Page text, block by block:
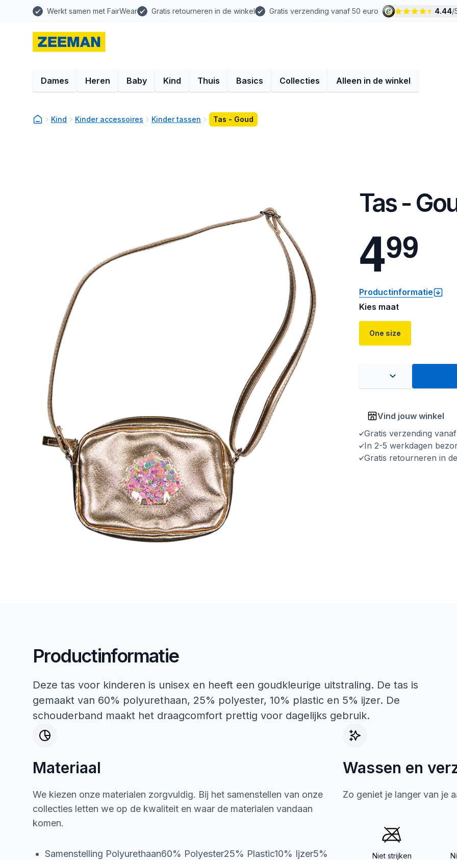
Werkt samen met FairWear Gratis retourneren in de winkel Gratis verzending vanaf 50 euro 4.44/
Dames Heren Baby Kind Thuis Basics Collecties Alleen in de winkel
Kind Kinder accessoires Kinder tassen Tas - Goud
Tas -
499
Productinformatie
Kies maat
One size
Vind jouw winkel
Gratis verzending
In 2-5 werkdagen
Gratis retourneren in
Productinformatie
Deze tas voor kinderen is unisex en heeft een goudkleurige uitstraling. De tas is
gemaakt van 60% polyurethaan, 25% polyester, 10% plastic en 5% ijzer. De
schouderband maakt het draagcomfort prettig voor dagelijks gebruik.
Materiaal
We kiezen onze materialen zorgvuldig. Bij het samenstellen van onze
collecties letten we op de kwaliteit en waar de materialen vandaan
komen.
Samenstelling Polyurethaan60% Polyester25% Plastic10% Ijzer5%
Wassen en
Zo geniet je langer van je
Niet strijken